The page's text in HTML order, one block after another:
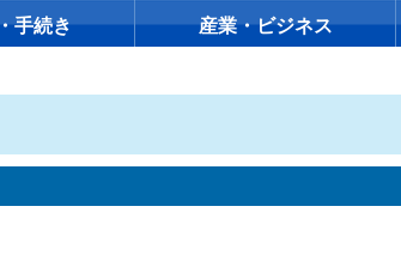
手続き 産業・ビジネス